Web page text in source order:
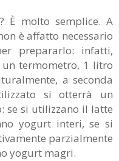
È molto semplice. A
è affatto necessario
prepararlo: infatti,
termometro, 1 litro
a seconda
si otterrà un
se si utilizzano il latte
yogurt interi, se si
parzialmente
yogurt magri.